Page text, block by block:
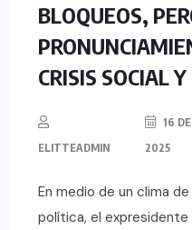
BLOQUEOS,
CRISIS SOCIAL
ELITTEADMIN
16
2025
En medio de un clima
política, el expresidente